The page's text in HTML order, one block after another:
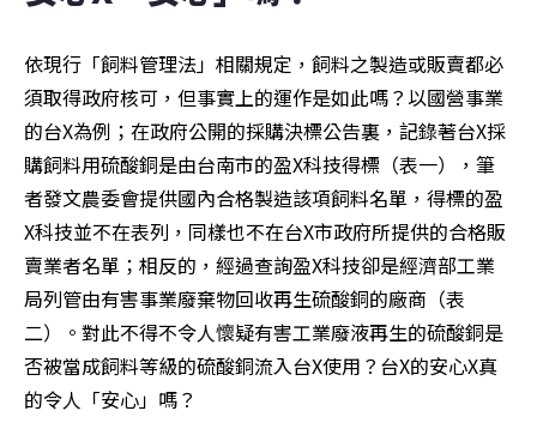
依現行「飼料管理法」相關規定，飼料之製造或販賣都必
須取得政府核可，但事實上的運作是如此嗎？以國營事業
的台X為例；在政府公開的採購決標公告裏，記錄著台X採
購飼料用硫酸銅是由台南市的盈X科技得標（表一），筆
者發文農委會提供國內合格製造該項飼料名單，得標的盈
X科技並不在表列，同樣也不在台X市政府所提供的合格販
賣業者名單；相反的，經過查詢盈X科技卻是經濟部工業
局列管由有害事業廢棄物回收再生硫酸銅的廠商（表
二）。對此不得不令人懷疑有害工業廢液再生的硫酸銅是
否被當成飼料等級的硫酸銅流入台X使用？台X的安心X真
的令人「安心」嗎？